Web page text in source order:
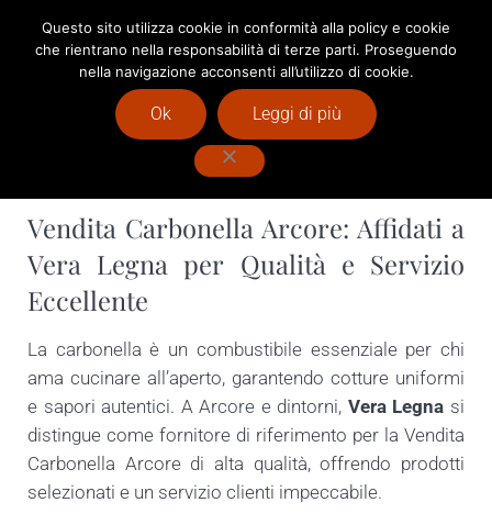
Vendita Pellet Milano : Vera Legna
Menu Header Search
Vendita Carbonella Arcore
Vendita Carbonella Arcore: Affidati a
Vera Legna per Qualità e Servizio
Eccellente
La carbonella è un combustibile essenziale per chi
ama cucinare all’aperto, garantendo cotture uniformi
e sapori autentici. A Arcore e dintorni, Vera Legna si
distingue come fornitore di riferimento per la Vendita
Carbonella Arcore di alta qualità, offrendo prodotti
selezionati e un servizio clienti impeccabile.
Questo sito utilizza cookie in conformità alla policy e cookie
che rientrano nella responsabilità di terze parti. Proseguendo
nella navigazione acconsenti all’utilizzo di cookie.
Ok Leggi di più